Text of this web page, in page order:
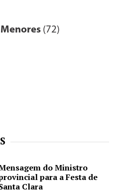
(72)
do Ministro
para a Festa de
Clara